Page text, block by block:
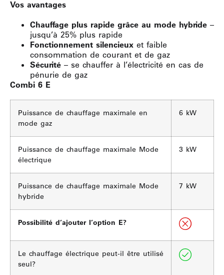
Vos avantages
Chauffage plus rapide grâce au mode hybride –
jusqu’à 25% plus rapide
Fonctionnement silencieux et faible
consommation de courant et de gaz
Sécurité – se chauffer à l’électricité en cas de
pénurie de gaz
Combi 6 E
Puissance de chauffage maximale en
mode gaz
6 kW
Puissance de chauffage maximale Mode
électrique
3 kW
Puissance de chauffage maximale Mode
hybride
7 kW
Possibilité d’ajouter l’option E?
Le chauffage électrique peut-il être utilisé
seul?